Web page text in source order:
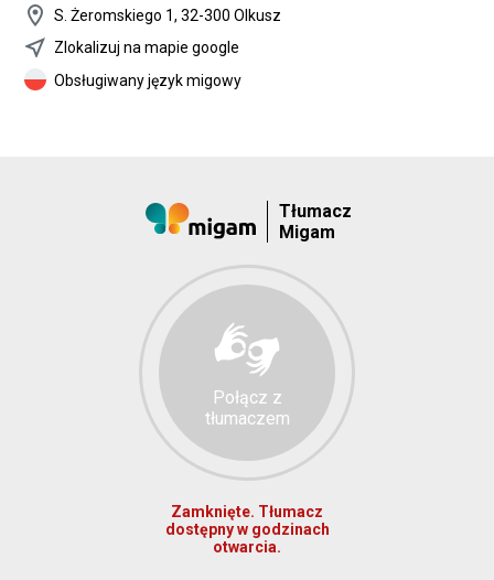
location_on
S. Żeromskiego 1, 32-300 Olkusz
near_me Zlokalizuj na mapie google
Obsługiwany język migowy
Tłumacz
Migam
Połącz z
tłumaczem
Zamknięte. Tłumacz
dostępny w godzinach
otwarcia.